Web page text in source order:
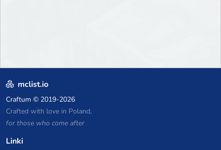
mclist.io
Craftum © 2019-2026
Crafted with love in Poland,
for those who come after
Linki